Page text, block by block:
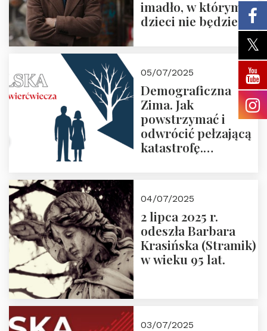
imadło, w którym
dzieci nie będzie
05/07/2025
Demograficzna
Zima. Jak
powstrzymać i
odwrócić pełzającą
katastrofę.
Nowego
Ćwierćwiecza”
04/07/2025
2 lipca 2025 r.
odeszła Barbara
Krasińska (Stramik)
w wieku 95 lat.
03/07/2025